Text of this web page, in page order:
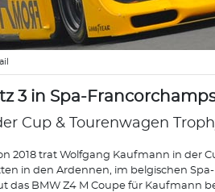
3 in Spa-
Cup & Tourenwagen
2018 trat Wolfgang Kaufmann in der
in den Ardennen, im belgischen Spa-
das BMW Z4 M Coupe für Kaufmann